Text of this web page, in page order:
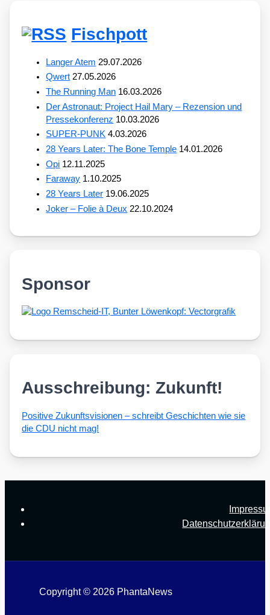
Fischpott
Langer Atem 29.07.2026
Qwert 27.05.2026
The Running Man 16.03.2026
Der Astronaut: Project Hail Mary – Rezension und
Pressekonferenz 10.03.2026
SUPER-PUNK 4.03.2026
28 Years Later: The Bone Temple 14.01.2026
Opi 12.11.2025
Faraway 1.10.2025
28 Years Later 19.06.2025
Joker – Folie à Deux 22.10.2024
Sponsor
Ausschreibung: Zukunft!
Posi­ti­ve Zukunfts­vi­sio­nen – schreibt Geschich­ten wie sie
die CDU nicht mag!
Copyright © 2026 PhantaNews